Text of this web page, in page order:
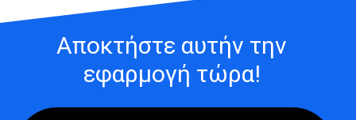
Αποκτήστε αυτήν την
εφαρμογή τώρα!